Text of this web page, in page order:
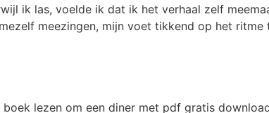
ik las, voelde ik dat ik het verhaal zelf
meezingen, mijn voet tikkend op het ritme
lezen om een diner met pdf gratis